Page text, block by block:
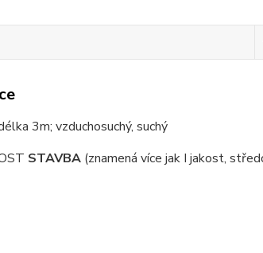
3m; vzduchosuchý, suchý
STAVBA (znamená více jak I jakost,